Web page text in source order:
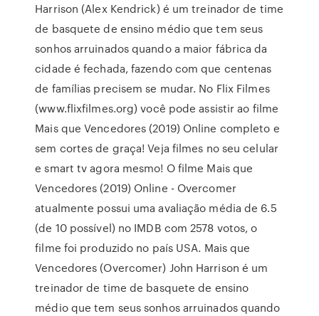
Harrison (Alex Kendrick) é um treinador de time
de basquete de ensino médio que tem seus
sonhos arruinados quando a maior fábrica da
cidade é fechada, fazendo com que centenas
de famílias precisem se mudar. No Flix Filmes
(www.flixfilmes.org) você pode assistir ao filme
Mais que Vencedores (2019) Online completo e
sem cortes de graça! Veja filmes no seu celular
e smart tv agora mesmo! O filme Mais que
Vencedores (2019) Online - Overcomer
atualmente possui uma avaliação média de 6.5
(de 10 possível) no IMDB com 2578 votos, o
filme foi produzido no país USA. Mais que
Vencedores (Overcomer) John Harrison é um
treinador de time de basquete de ensino
médio que tem seus sonhos arruinados quando